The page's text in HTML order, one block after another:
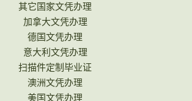
其它国家文凭办理
加拿大文凭办理
德国文凭办理
意大利文凭办理
扫描件定制毕业证
澳洲文凭办理
美国文凭办理